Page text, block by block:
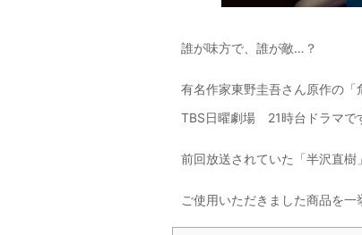
誰が味方で、誰が敵…？
有名作家東野圭吾さん原作の「
TBS日曜劇場 21時台ドラマで
前回放送されていた「半沢直
ご使用いただきました商品を